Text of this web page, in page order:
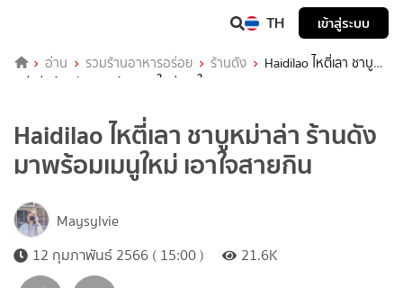
TH เข้าสู่ระบบ
อ่าน รวมร้านอาหารอร่อย ร้านดัง
Haidilao ไหตี่เลา ชาบู
หม่าล่า ร้านดัง มาพร้อมเมนูใหม่ เอาใจสายกิน
Haidilao ไหตี่เลา ชาบูหม่าล่า ร้านดัง
มาพร้อมเมนูใหม่ เอาใจสายกิน
Maysylvie
12 กุมภาพันธ์ 2566 ( 15:00 )
21.6K